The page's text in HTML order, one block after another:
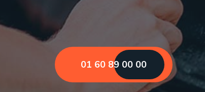
01 60 89 00 00